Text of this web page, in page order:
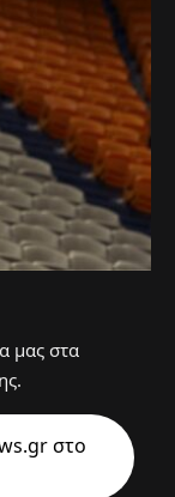
μας στα
στo